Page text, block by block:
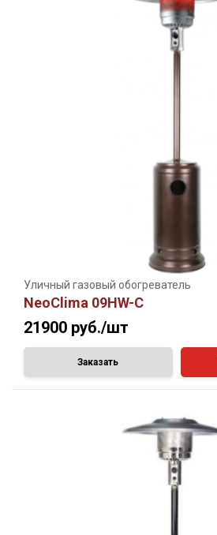
Уличный газовый обогреватель
NeoClima 09HW-С
21900 руб./шт
Заказать